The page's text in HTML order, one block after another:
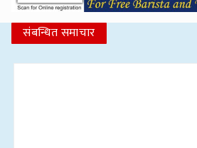
संबन्धित समाचार